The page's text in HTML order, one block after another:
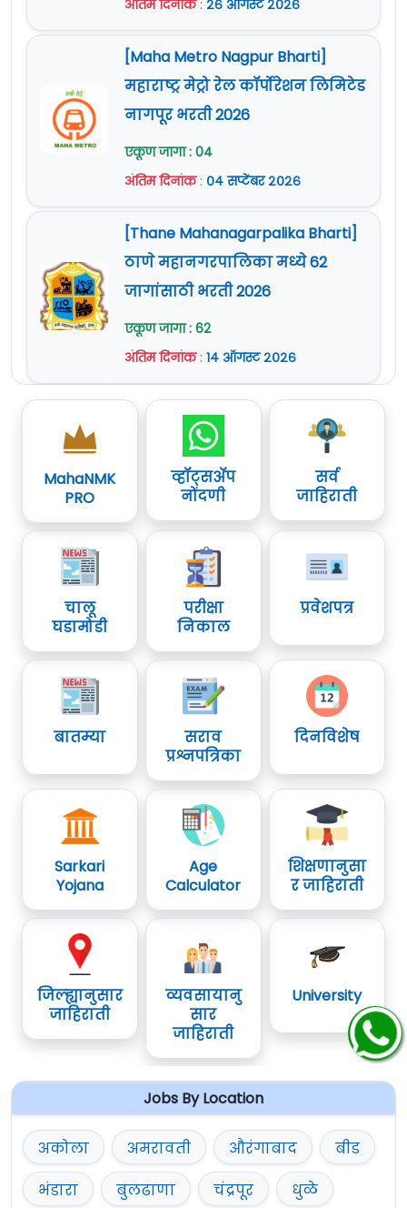
आणि 31 ऑक्टोबर 2024आहे.
सविस्तर माहितीसाठी व अर्ज करण्यापूर्वी कृपया
जाहिरात काळजीपूर्वक वाचावी.
अधिक माहितीwww.mahatransco.inया
वेबसाईट वर दिलेली आहे.
अंतिम दिनांक: २६ ऑगस्ट २०२६
[Maha Metro Nagpur Bharti]
महाराष्ट्र मेट्रो रेल कॉर्पोरेशन लिमिटेड
नागपूर भरती 2026
एकूण जागा : 04
अंतिम दिनांक: ०४ सप्टेंबर २०२६
[Thane Mahanagarpalika Bharti]
ठाणे महानगरपालिका मध्ये 62
जागांसाठी भरती 2026
एकूण जागा : 62
अंतिम दिनांक: १४ ऑगस्ट २०२६
MahaNMK
PRO
व्हॉट्सॲप
नोंदणी
सर्व
जाहिराती
चालू
घडामोडी
परीक्षा
निकाल
प्रवेशपत्र
बातम्या
सराव
प्रश्नपत्रिका
दिनविशेष
Sarkari
Yojana
Age
Calculator
शिक्षणानुसा
र जाहिराती
जिल्ह्यानुसार
जाहिराती
व्यवसायानु
सार
जाहिराती
University
Jobs By Location
अकोला अमरावती औरंगाबाद
बीड
भंडारा
बुलढाणा चंद्रपूर
धुळे